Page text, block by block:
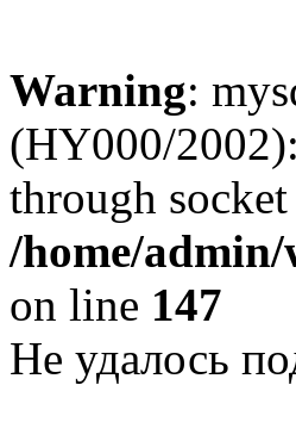
Warning:
(HY000/
through
/home/
on line 147
Не удалось